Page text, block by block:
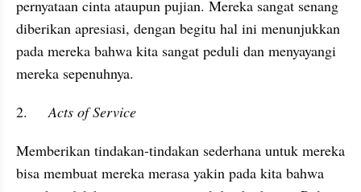
pernyataan cinta ataupun pujian. Mereka sangat senang
diberikan apresiasi, dengan begitu hal ini menunjukkan
pada mereka bahwa kita sangat peduli dan menyayangi
mereka sepenuhnya.
2. Acts of Service
Memberikan tindakan-tindakan sederhana untuk mereka
bisa membuat mereka merasa yakin pada kita bahwa